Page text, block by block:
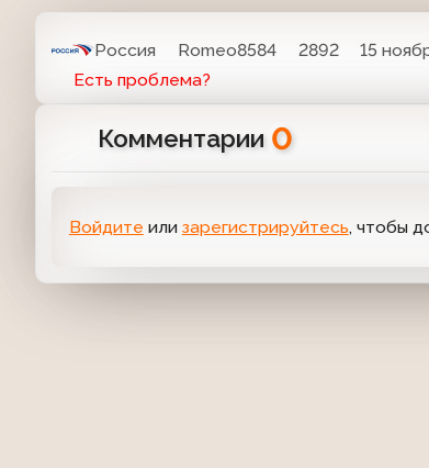
Россия Romeo8584 2892
15
Есть проблема?
Комментарии 0
Войдите или зарегистрируйтесь, чтобы